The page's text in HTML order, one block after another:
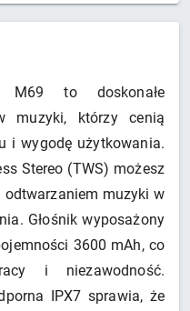
M69 to doskonałe
muzyki, którzy cenią
i wygodę użytkowania.
Stereo (TWS) możesz
odtwarzaniem muzyki w
Głośnik wyposażony
3600 mAh, co
i niezawodność.
IPX7 sprawia, że